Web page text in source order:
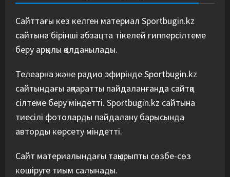
Сайттағы кез келген материал Sportbugin.kz
сайтына бірінші абзацта тікелей гипперсілтеме
беру арқылы қолданылады.
Телеарна және радио эфирінде Sportbugin.kz
сайтындағы ақпаратты пайдаланғанда сайтқа
сілтеме беру міндетті. Sportbugin.kz сайтына
тиесілі фотоларды пайдалану барысында
авторды көрсету міндетті.
Сайт материалындағы тақырыпты сөзбе-сөз
көшіруге тиым салынады.